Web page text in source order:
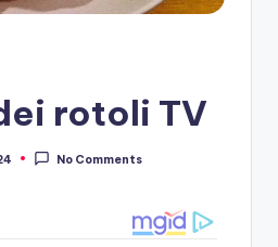
rotoli TV
No Comments